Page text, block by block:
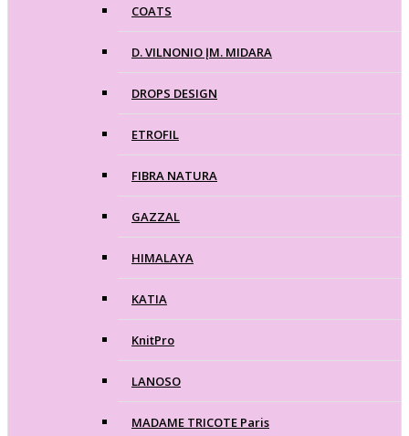
COATS
D. VILNONIO ĮM. MIDARA
DROPS DESIGN
ETROFIL
FIBRA NATURA
GAZZAL
HIMALAYA
KATIA
KnitPro
LANOSO
MADAME TRICOTE Paris